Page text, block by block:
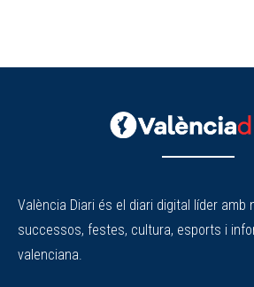
València Diari és el diari digital líder
successos, festes, cultura, esports i
valenciana.